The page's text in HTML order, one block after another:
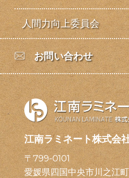
人間力向上委員会
お問い合わせ
江南ラミネート株式会
〒799-0101
愛媛県四国中央市川之江